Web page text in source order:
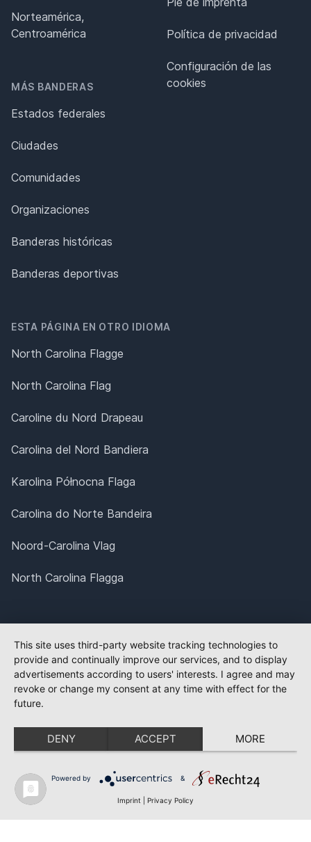
Norteamérica,
Centroamérica
MÁS BANDERAS
Estados federales
Ciudades
Comunidades
Organizaciones
Banderas históricas
Banderas deportivas
Política de privacidad
Configuración de las
cookies
ESTA PÁGINA EN OTRO IDIOMA
North Carolina Flagge
North Carolina Flag
Caroline du Nord Drapeau
Carolina del Nord Bandiera
Karolina Północna Flaga
Carolina do Norte Bandeira
Noord-Carolina Vlag
North Carolina Flagga
This site uses third-party website tracking technologies to
provide and continually improve our services, and to display
advertisements according to users' interests. I agree and may
revoke or change my consent at any time with effect for the
future.
DENY ACCEPT MORE
Powered by &
Imprint Privacy Policy